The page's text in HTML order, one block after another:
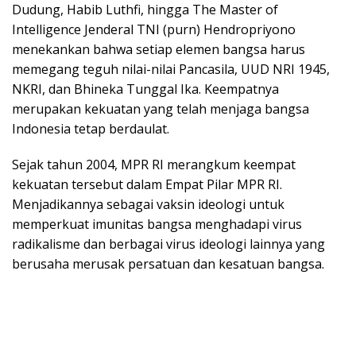
Dudung, Habib Luthfi, hingga The Master of
Intelligence Jenderal TNI (purn) Hendropriyono
menekankan bahwa setiap elemen bangsa harus
memegang teguh nilai-nilai Pancasila, UUD NRI 1945,
NKRI, dan Bhineka Tunggal Ika. Keempatnya
merupakan kekuatan yang telah menjaga bangsa
Indonesia tetap berdaulat.
Sejak tahun 2004, MPR RI merangkum keempat
kekuatan tersebut dalam Empat Pilar MPR RI.
Menjadikannya sebagai vaksin ideologi untuk
memperkuat imunitas bangsa menghadapi virus
radikalisme dan berbagai virus ideologi lainnya yang
berusaha merusak persatuan dan kesatuan bangsa.